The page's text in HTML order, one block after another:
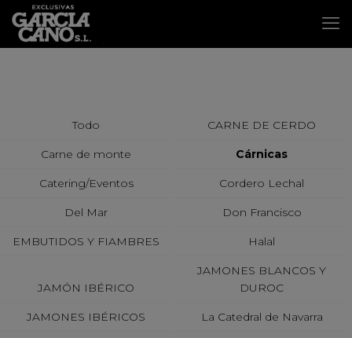
Todo CARNE DE CERDO
Carne de monte Cárnicas
Catering/Eventos Cordero Lechal
Del Mar Don Francisco
EMBUTIDOS Y FIAMBRES Halal
JAMÓN IBÉRICO
JAMONES BLANCOS Y
DUROC
JAMONES IBÉRICOS La Catedral de Navarra